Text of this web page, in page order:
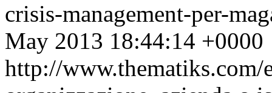
crisis-management-per-
May 2013 18:44:14 +0000
http://www.thematiks.com/